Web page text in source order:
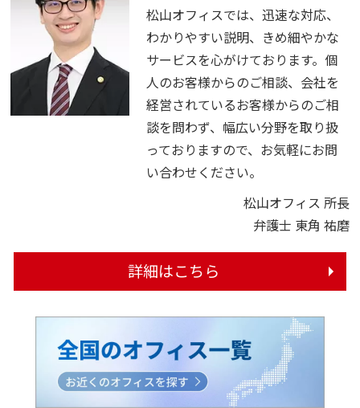
松山オフィスでは、迅速な対応、
わかりやすい説明、きめ細やかな
サービスを心がけております。個
人のお客様からのご相談、会社を
経営されているお客様からのご相
談を問わず、幅広い分野を取り扱
っておりますので、お気軽にお問
い合わせください。
松山オフィス 所長
弁護士 東角 祐磨
詳細はこちら